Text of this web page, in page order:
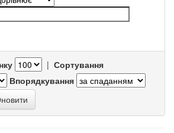
| Сортування
Впорядкування